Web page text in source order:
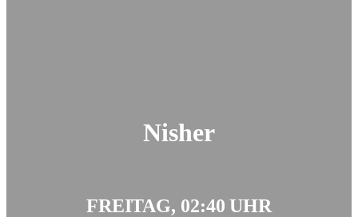
Nisher
FREITAG, 02:40 UHR